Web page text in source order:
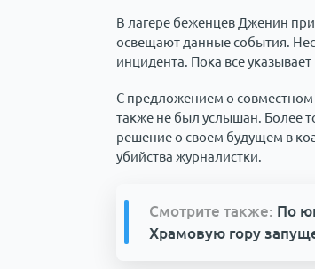
В лагере беженцев Дженин
освещают данные события.
инцидента. Пока все
С предложением о
также не был услышан. Более
решение о своем будущем в
убийства журналистки.
Смотрите также: По
Храмовую гору